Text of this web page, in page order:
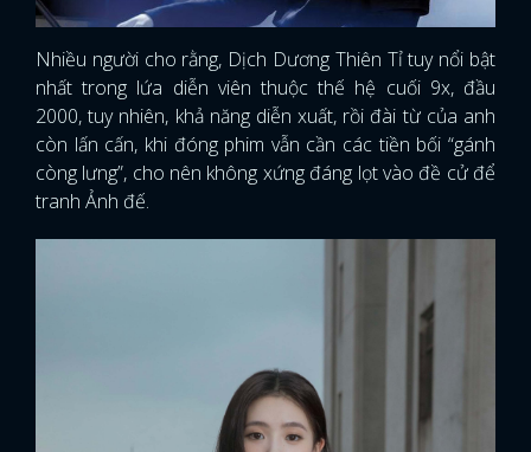
Nhiều người cho rằng, Dịch Dương Thiên Tỉ tuy nổi bật
nhất trong lứa diễn viên thuộc thế hệ cuối 9x, đầu
2000, tuy nhiên, khả năng diễn xuất, rồi đài từ của anh
còn lấn cấn, khi đóng phim vẫn cần các tiền bối “gánh
còng lưng”, cho nên không xứng đáng lọt vào đề cử để
tranh Ảnh đế.